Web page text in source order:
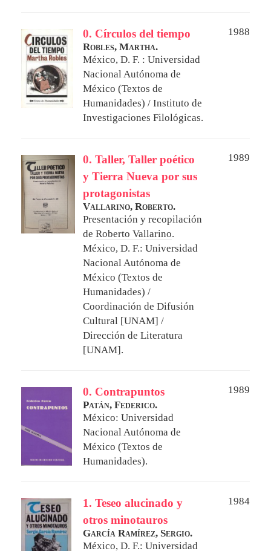
0. Círculos del tiempo
1988
Robles, Martha.
México, D. F. : Universidad
Nacional Autónoma de
México (Textos de
Humanidades) / Instituto de
Investigaciones Filológicas.
0. Taller, Taller poético
y Tierra Nueva por sus
protagonistas
1989
Vallarino, Roberto.
Presentación y recopilación
de Roberto Vallarino.
México, D. F.: Universidad
Nacional Autónoma de
México (Textos de
Humanidades) /
Coordinación de Difusión
Cultural [UNAM] /
Dirección de Literatura
[UNAM].
0. Contrapuntos
1989
Patán, Federico.
México: Universidad
Nacional Autónoma de
México (Textos de
Humanidades).
1. Teseo alucinado y
otros minotauros
1984
García Ramírez, Sergio.
México, D. F.: Universidad